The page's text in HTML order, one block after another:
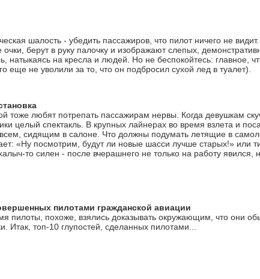
шалость - убедить пассажиров, что пилот ничего не
берут в руку палочку и изображают слепых,
натыкаясь на кресла и людей. Но не беспокойтесь: главное,
еще не уволили за то, что он подбросил сухой лед в туалет).
тоже любят потрепать пассажирам нервы. Когда девушкам
целый спектакль. В крупных лайнерах во время взлета и
сидящим в салоне. Что должны подумать летящие в
«Ну посмотрим, будут ли новые шасси лучше старых!» или
то силен - после вчерашнего не только на работу явился,
пилотами гражданской авиации
пилоты, похоже, взялись доказывать окружающим, что они
Итак, топ-10 глупостей, сделанных пилотами...